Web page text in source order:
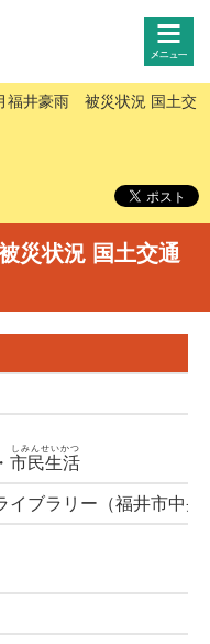
福井豪雨 被災状況 国土交
災状況 国土交通
市民生活
しみんせいかつ
イブラリー（福井市中央